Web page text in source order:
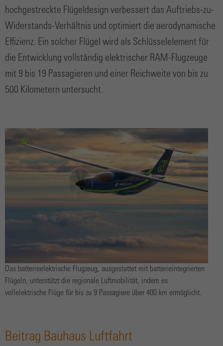
hochgestreckte Flügeldesign verbessert das Auftriebs-zu-
Widerstands-Verhältnis und optimiert die aerodynamische
Effizienz. Ein solcher Flügel wird als Schlüsselelement für
die Entwicklung vollständig elektrischer RAM-Flugzeuge
mit 9 bis 19 Passagieren und einer Reichweite von bis zu
500 Kilometern untersucht.
Das batterieelektrische Flugzeug, ausgestattet mit batterieintegrierten
Flügeln, unterstützt die regionale Luftmobilität, indem es
vollelektrische Flüge für bis zu 9 Passagiere über 400 km ermöglicht.
Beitrag Bauhaus Luftfahrt